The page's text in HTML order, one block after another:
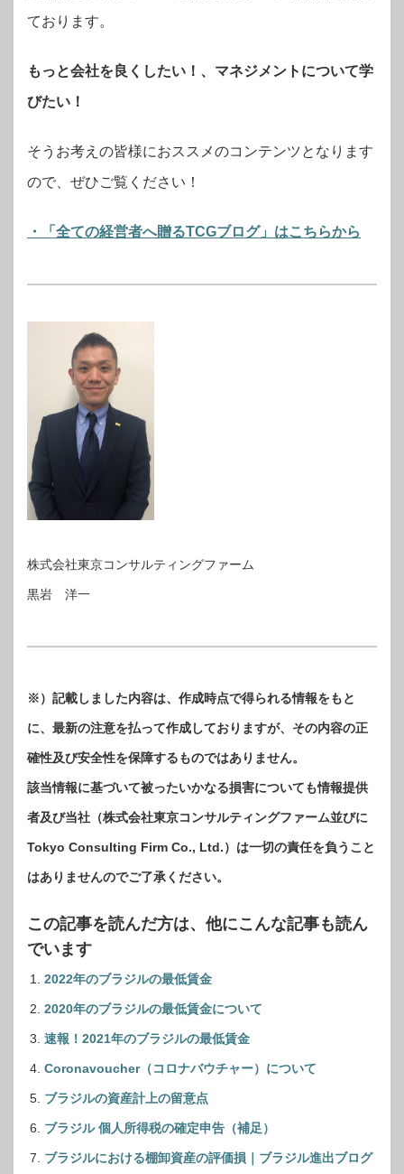
ております。
もっと会社を良くしたい！、マネジメントについて学
びたい！
そうお考えの皆様におススメのコンテンツとなります
ので、ぜひご覧ください！
・「全ての経営者へ贈るTCGブログ」はこちらから
株式会社東京コンサルティングファーム
黒岩 洋一
※）記載しました内容は、作成時点で得られる情報をもと
に、最新の注意を払って作成しておりますが、その内容の正
確性及び安全性を保障するものではありません。
該当情報に基づいて被ったいかなる損害についても情報提供
者及び当社（株式会社東京コンサルティングファーム並びに
Tokyo Consulting Firm Co., Ltd.）は一切の責任を負うこと
はありませんのでご了承ください。
この記事を読んだ方は、他にこんな記事も読ん
でいます
2022年のブラジルの最低賃金
2020年のブラジルの最低賃金について
速報！2021年のブラジルの最低賃金
Coronavoucher（コロナバウチャー）について
ブラジルの資産計上の留意点
ブラジル 個人所得税の確定申告（補足）
ブラジルにおける棚卸資産の評価損｜ブラジル進出ブログ